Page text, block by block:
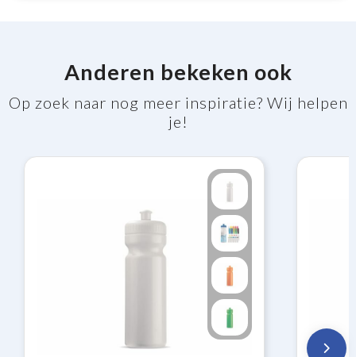
Anderen bekeken ook
Op zoek naar nog meer inspiratie? Wij helpen
je!